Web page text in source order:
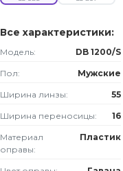
Все характеристики:
Модель: DB 1200/S
Пол: Мужские
Ширина линзы: 55
Ширина переносицы: 16
Материал
оправы:
Пластик